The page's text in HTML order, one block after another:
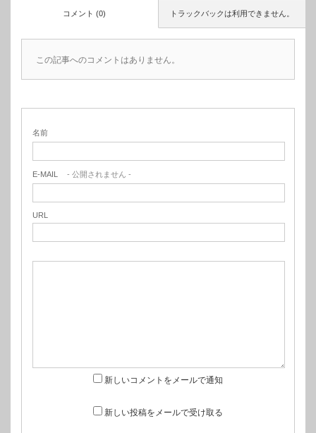
トラックバックは利用できません。
コメント (0)
この記事へのコメントはありません。
名前
E-MAIL - 公開されません -
URL
新しいコメントをメールで通知
新しい投稿をメールで受け取る